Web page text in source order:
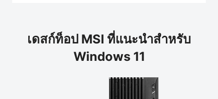
เดสก์ท็อป MSI ที่แนะนำสำหรับ
Windows 11